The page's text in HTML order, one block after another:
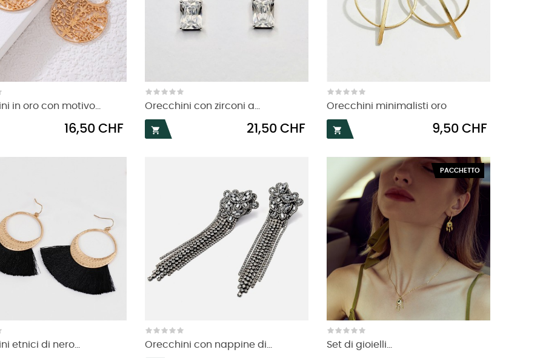
in oro con motivo...
Prezzo
16,50 CHF
Orecchini con zirconi a...

Prezzo
21,50 CHF
Orecchini minimalisti oro

Prezzo
9,50 CHF
etnici di nero... Orecchini con nappine di...
PACCHETTO
Set di gioielli...